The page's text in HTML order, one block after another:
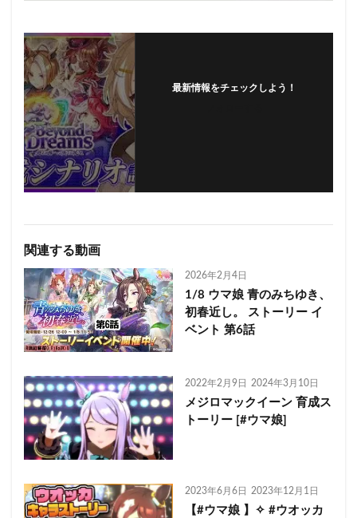
最新情報をチェックしよう！
関連する動画
2026年2月4日
1/8 ウマ娘 青のみちゆき、
初春近し。 ストーリー イ
ベント 第6話
2022年2月9日 2024年3月10日
メジロマックイーン 育成ス
トーリー [#ウマ娘]
2023年6月6日 2023年12月1日
【#ウマ娘 】✧ #ウオッカ